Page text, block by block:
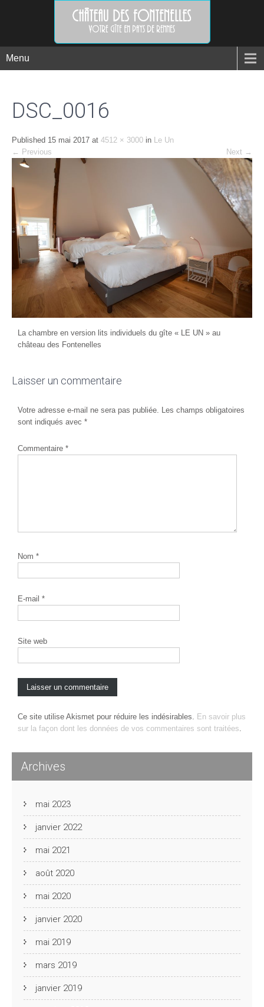
Menu
DSC_0016
Published 15 mai 2017 at 4512 × 3000 in Le Un
← Previous Next →
La chambre en version lits individuels du gîte « LE UN » au
château des Fontenelles
Laisser un commentaire
Votre adresse e-mail ne sera pas publiée. Les champs obligatoires
sont indiqués avec *
Commentaire *
Nom *
E-mail *
Site web
Ce site utilise Akismet pour réduire les indésirables. En savoir plus
sur la façon dont les données de vos commentaires sont traitées.
Archives
mai 2023
janvier 2022
mai 2021
août 2020
mai 2020
janvier 2020
mai 2019
mars 2019
janvier 2019